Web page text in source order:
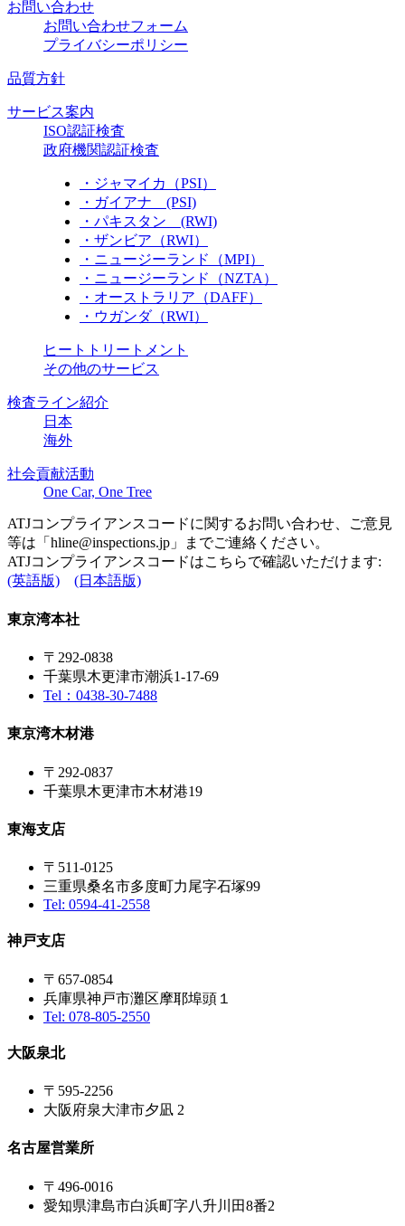
お問い合わせ
お問い合わせフォーム
プライバシーポリシー
品質方針
サービス案内
ISO認証検査
政府機関認証検査
・ジャマイカ（PSI）
・ガイアナ (PSI)
・パキスタン (RWI)
・ザンビア（RWI）
・ニュージーランド（MPI）
・ニュージーランド（NZTA）
・オーストラリア（DAFF）
・ウガンダ（RWI）
ヒートトリートメント
その他のサービス
検査ライン紹介
日本
海外
社会貢献活動
One Car, One Tree
ATJコンプライアンスコードに関するお問い合わせ、ご意見
等は「 hline@inspections.jp 」までご連絡ください。
ATJコンプライアンスコードはこちらで確認いただけます:
(英語版)
(日本語版)
東京湾本社
〒292-0838
千葉県木更津市潮浜1-17-69
Tel：0438-30-7488
東京湾木材港
〒292-0837
千葉県木更津市木材港19
東海支店
〒511-0125
三重県桑名市多度町力尾字石塚99
Tel: 0594-41-2558
神戸支店
〒657-0854
兵庫県神戸市灘区摩耶埠頭１
Tel: 078-805-2550
大阪泉北
〒595-2256
大阪府泉大津市夕凪 2
名古屋営業所
〒496-0016
愛知県津島市白浜町字八升川田8番2